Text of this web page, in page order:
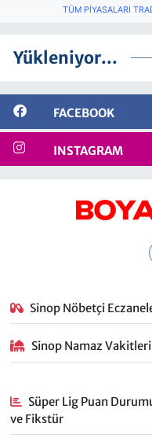
TÜM PIYASALARI
Yükleniyor...
FACEBOOK
INSTAGRAM
Sinop Nöbetçi
Sinop Namaz Vakitleri
Süper Lig Puan
ve Fikstür